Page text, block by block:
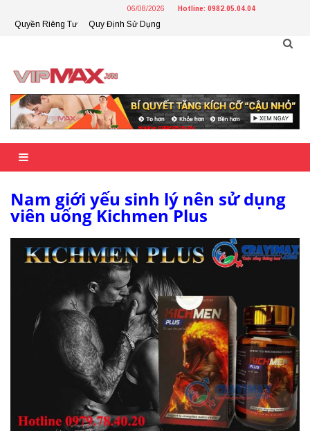
content
06/08/2026 Hotline: 0982.05.04.04
Quyền Riêng Tư Quy Định Sử Dụng
Nam giới yếu sinh lý nên sử dụng
viên uống Kichmen Plus